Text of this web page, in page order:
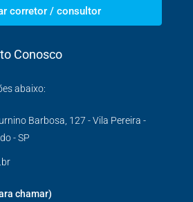
corretor / consultor
Conosco
abaixo:
Barbosa, 127 - Vila Pereira -
- SP
chamar)